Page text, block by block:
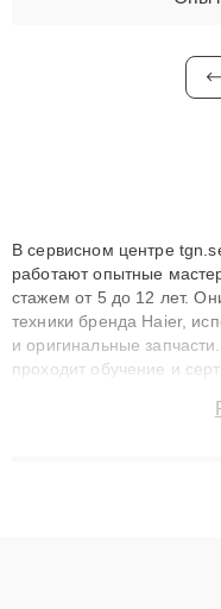
В сервисном центре
работают опытные
стажем от 5 до 12 лет.
техники бренда Haier,
и оригинальные
проходит обучение и
сохранением гарантии